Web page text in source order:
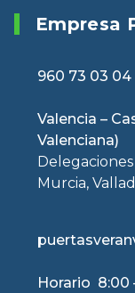
Empresa
960 73 03 04
Valencia –
Valenciana)
Murcia,
Horario 8:00